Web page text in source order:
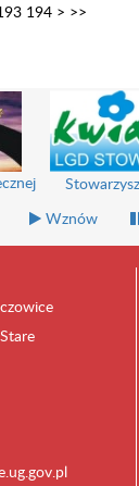
194 > >>
Wznów